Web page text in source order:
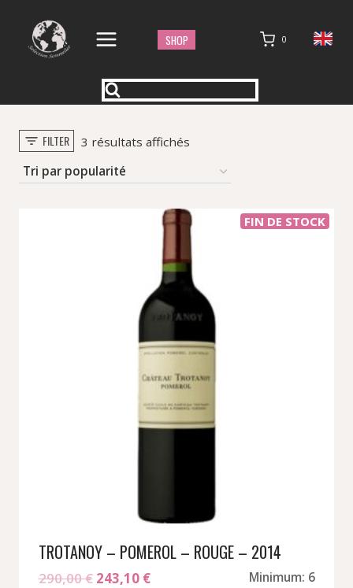
contenu
SHOP 0
FILTER 3 résultats affichésTrié
popularité
FIN DE STOCK
TROTANOY – POMEROL – ROUGE – 2014
290,00€ Le
243,10 €Le
Minimum: 6